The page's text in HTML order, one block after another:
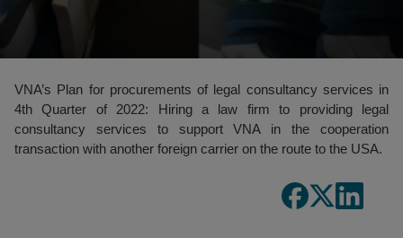
VNA’s Plan for procurements of legal consultancy services in
4th Quarter of 2022: Hiring a law firm to providing legal
consultancy services to support VNA in the cooperation
transaction with another foreign carrier on the route to the USA.